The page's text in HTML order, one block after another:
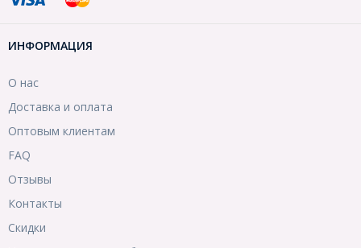
ИНФОРМАЦИЯ
О нас
Доставка и оплата
Оптовым клиентам
FAQ
Отзывы
Контакты
Скидки